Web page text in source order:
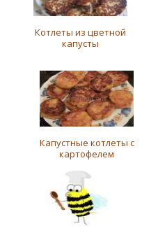
Котлеты из цветной
капусты
Капустные котлеты с
картофелем